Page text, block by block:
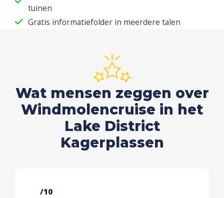
tuinen
Gratis informatiefolder in meerdere talen
Wat mensen zeggen over
Windmolencruise in het
Lake District
Kagerplassen
/10